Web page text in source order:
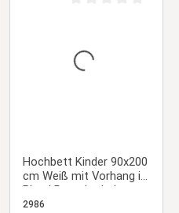
Hochbett Kinder 90x200
cm Weiß mit Vorhang in
Blau | Rutsche | ohne
Lattenrost
2986